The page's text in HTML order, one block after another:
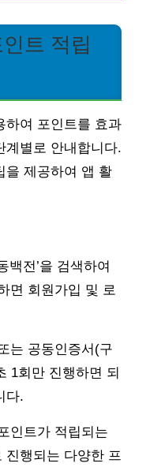
트 적립
하여 포인트를 효과
계별로 안내합니다.
을 제공하여 앱 활
백전’을 검색하여
면 회원가입 및 로
는 공동인증서(구
1회만 진행하면 되
다.
인트가 적립되는
진행되는 다양한 프